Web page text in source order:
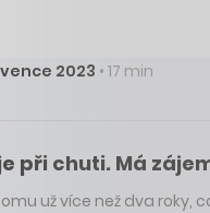
2023 • 17 min
je při chuti. Má
už více než dva roky,